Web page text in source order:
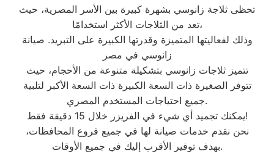
تحظى ثلاجة زانوسي بشهرة كبيرة بين الأسر المصرية، حيث
تعد من الثلاجات الأكثر استخدامًا،
وذلك لفعاليتها المتميزة وقدرتها الكبيرة على التبريد. صيانة
زانوسي في مصر
تتميز ثلاجات زانوسي بتشكيلة متنوعة من الأحجام، حيث
تتوفر الصغيرة ذات السعة الكبيرة ذات السعة الأكبر لتلبية
جميع احتياجات المستخدم المصري.
يمكنك تجميد أي شيء في الفريزر خلال 15 دقيقة فقط!
نحن نقدم خدمات صيانة لها في جميع فروع المحافظات،
بهدف توفير الأقرب إليك في جميع الأوقات.